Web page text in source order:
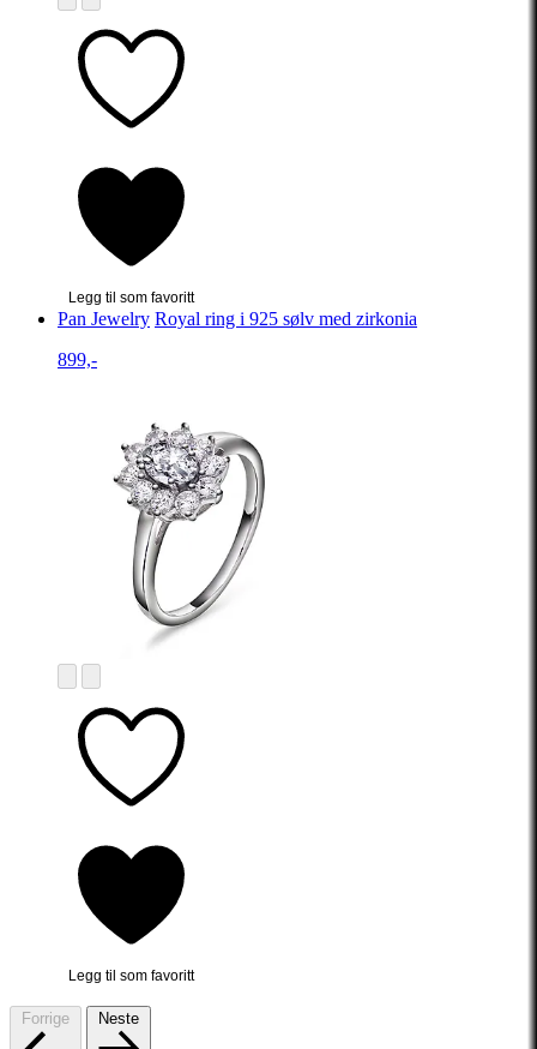
Legg til som favoritt
Pan Jewelry Royal ring i 925 sølv med zirkonia
899,-
Legg til som favoritt
Forrige Neste